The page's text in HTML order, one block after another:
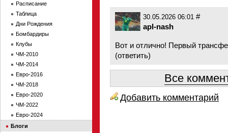
30.05.2026 06:01 #
apl-nash
Вот и отлично! Первый
(ответить)
Все
Добавить комментарий
Расписание
Таблица
Дни Рождения
Бомбардиры
Клубы
ЧМ-2010
ЧМ-2014
Евро-2016
ЧМ-2018
Евро-2020
ЧМ-2022
Евро-2024
Блоги